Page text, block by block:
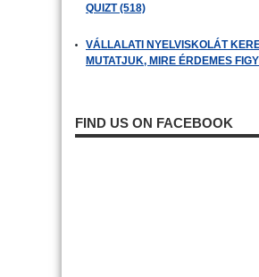
QUIZT (518)
VÁLLALATI NYELVISKOLÁT
MUTATJUK, MIRE ÉRDEMES
FIND US ON FACEBOOK